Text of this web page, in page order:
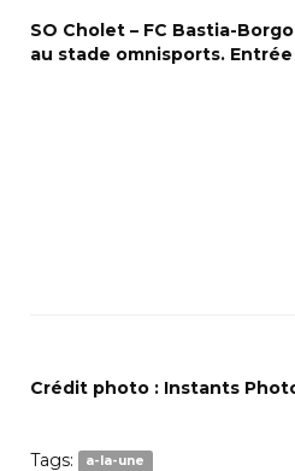
SO Cholet – FC Bastia-
au stade omnisports.
Crédit photo : Instants
Tags: a-la-une